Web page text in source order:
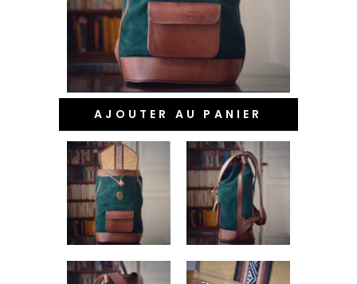
AJOUTER AU PANIER